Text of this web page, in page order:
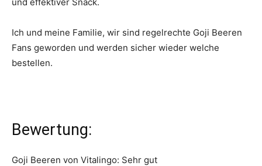
Ich und meine Familie, wir sind regelrechte Goji Beeren
Fans geworden und werden sicher wieder welche
bestellen.
Bewertung:
Goji Beeren von Vitalingo: Sehr gut